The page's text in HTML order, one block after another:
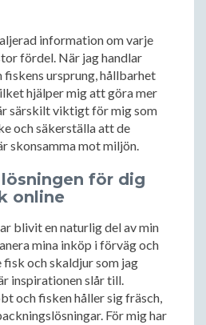
information om varje
fördel. När jag handlar
fiskens ursprung, hållbarhet
hjälper mig att göra mer
särskilt viktigt för mig som
och säkerställa att de
skonsamma mot miljön.
för dig
online
blivit en naturlig del av min
mina inköp i förväg och
och skaldjur som jag
inspirationen slår till.
och fisken håller sig fräsch,
För mig har